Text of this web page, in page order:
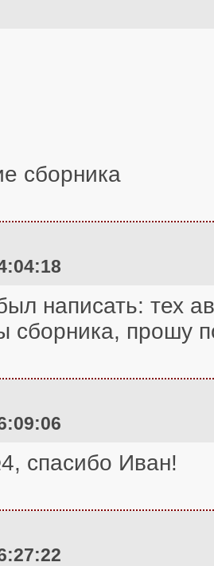
сборника
написать: тех
сборника, прошу
спасибо Иван!